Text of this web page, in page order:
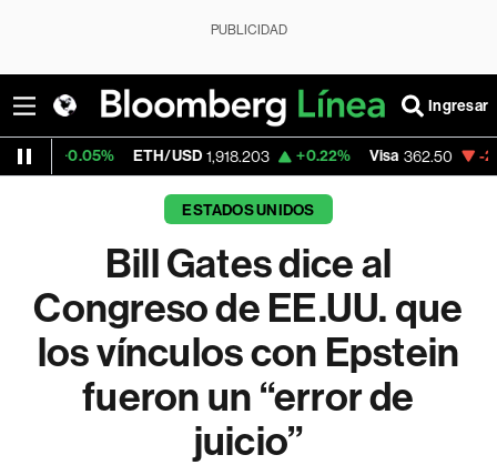
PUBLICIDAD
Ingresar
ETH/USD 1,918.203 +0.22% Visa 362.50 -2.15%
ESTADOS UNIDOS
Bill Gates dice al
Congreso de EE.UU. que
los vínculos con Epstein
fueron un “error de
juicio”